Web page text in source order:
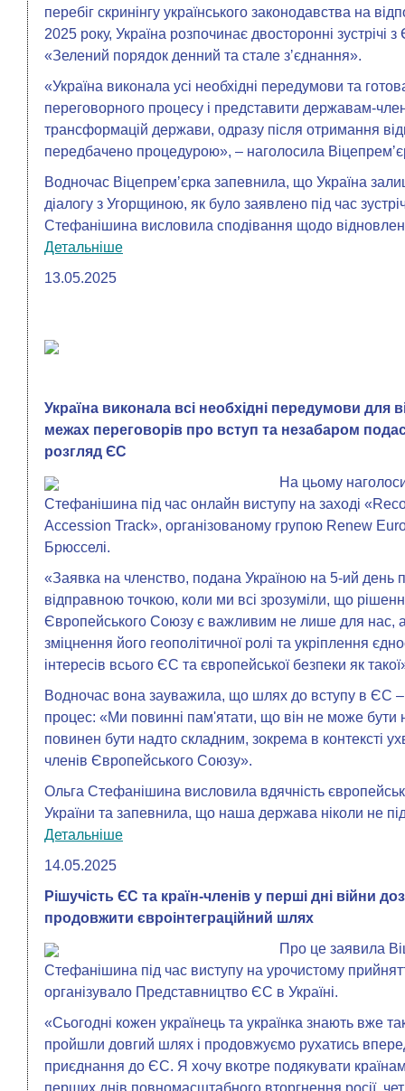
перебіг скринінгу українського законодавства на
2025 року, Україна розпочинає двосторонні зустрічі
«Зелений порядок денний та стале зʼєднання».
«Україна виконала усі необхідні передумови та
переговорного процесу і представити державам-
трансформацій держави, одразу після отримання
передбачено процедурою», – наголосила
Водночас Віцепремʼєрка запевнила, що Україна
діалогу з Угорщиною, як було заявлено під час
Стефанішина висловила сподівання щодо
Детальніше
13.05.2025
Україна виконала всі необхідні передумови для
межах переговорів про вступ та незабаром
розгляд ЄС
На цьому
Стефанішина під час онлайн виступу на заході
Accession Track», організованому групою Renew
Брюсселі.
«Заявка на членство, подана Україною на 5-ий день
відправною точкою, коли ми всі зрозуміли, що
Європейського Союзу є важливим не лише для нас,
зміцнення його геополітичної ролі та укріплення
інтересів всього ЄС та європейської безпеки як
Водночас вона зауважила, що шлях до вступу в ЄС
процес: «Ми повинні пам'ятати, що він не може бути
повинен бути надто складним, зокрема в контексті
членів Європейського Союзу».
Ольга Стефанішина висловила вдячність
України та запевнила, що наша держава ніколи не
Детальніше
14.05.2025
Рішучість ЄС та країн-членів у перші дні війни
продовжити євроінтеграційний шлях
Про це заявила
Стефанішина під час виступу на урочистому
організувало Представництво ЄС в Україні.
«Сьогодні кожен українець та українка знають вже
пройшли довгий шлях і продовжуємо рухатись
приєднання до ЄС. Я хочу вкотре подякувати
перших днів повномасштабного вторгнення росії,